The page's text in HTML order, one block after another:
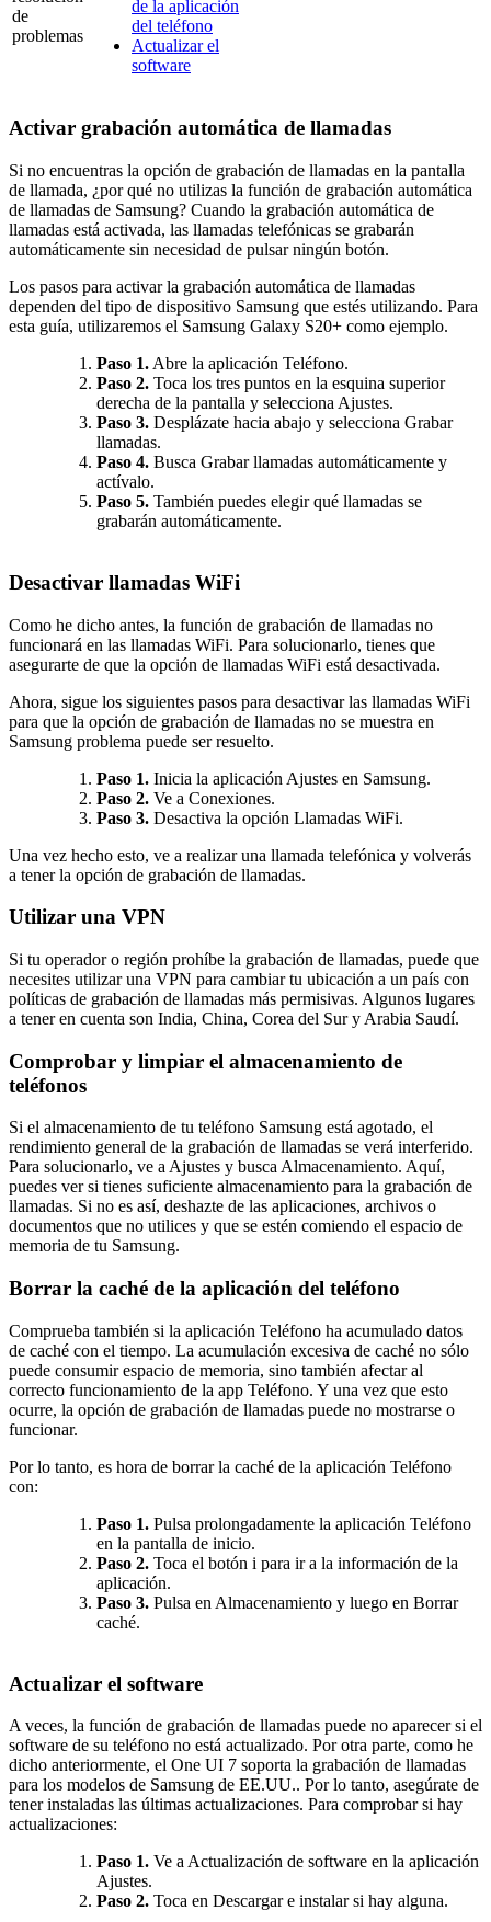
de
problemas
de la aplicación
del teléfono
Actualizar el
software
Activar grabación automática de llamadas
Si no encuentras la opción de grabación de llamadas en la pantalla
de llamada, ¿por qué no utilizas la función de grabación automática
de llamadas de Samsung? Cuando la grabación automática de
llamadas está activada, las llamadas telefónicas se grabarán
automáticamente sin necesidad de pulsar ningún botón.
Los pasos para activar la grabación automática de llamadas
dependen del tipo de dispositivo Samsung que estés utilizando. Para
esta guía, utilizaremos el Samsung Galaxy S20+ como ejemplo.
Paso 1. Abre la aplicación Teléfono.
Paso 2. Toca los tres puntos en la esquina superior
derecha de la pantalla y selecciona Ajustes.
Paso 3. Desplázate hacia abajo y selecciona Grabar
llamadas.
Paso 4. Busca Grabar llamadas automáticamente y
actívalo.
Paso 5. También puedes elegir qué llamadas se
grabarán automáticamente.
Desactivar llamadas WiFi
Como he dicho antes, la función de grabación de llamadas no
funcionará en las llamadas WiFi. Para solucionarlo, tienes que
asegurarte de que la opción de llamadas WiFi está desactivada.
Ahora, sigue los siguientes pasos para desactivar las llamadas WiFi
para que la opción de grabación de llamadas no se muestra en
Samsung problema puede ser resuelto.
Paso 1. Inicia la aplicación Ajustes en Samsung.
Paso 2. Ve a Conexiones.
Paso 3. Desactiva la opción Llamadas WiFi.
Una vez hecho esto, ve a realizar una llamada telefónica y volverás
a tener la opción de grabación de llamadas.
Utilizar una VPN
Si tu operador o región prohíbe la grabación de llamadas, puede que
necesites utilizar una VPN para cambiar tu ubicación a un país con
políticas de grabación de llamadas más permisivas. Algunos lugares
a tener en cuenta son India, China, Corea del Sur y Arabia Saudí.
Comprobar y limpiar el almacenamiento de
teléfonos
Si el almacenamiento de tu teléfono Samsung está agotado, el
rendimiento general de la grabación de llamadas se verá interferido.
Para solucionarlo, ve a Ajustes y busca Almacenamiento. Aquí,
puedes ver si tienes suficiente almacenamiento para la grabación de
llamadas. Si no es así, deshazte de las aplicaciones, archivos o
documentos que no utilices y que se estén comiendo el espacio de
memoria de tu Samsung.
Borrar la caché de la aplicación del teléfono
Comprueba también si la aplicación Teléfono ha acumulado datos
de caché con el tiempo. La acumulación excesiva de caché no sólo
puede consumir espacio de memoria, sino también afectar al
correcto funcionamiento de la app Teléfono. Y una vez que esto
ocurre, la opción de grabación de llamadas puede no mostrarse o
funcionar.
Por lo tanto, es hora de borrar la caché de la aplicación Teléfono
con:
Paso 1. Pulsa prolongadamente la aplicación Teléfono
en la pantalla de inicio.
Paso 2. Toca el botón i para ir a la información de la
aplicación.
Paso 3. Pulsa en Almacenamiento y luego en Borrar
caché.
Actualizar el software
A veces, la función de grabación de llamadas puede no aparecer si el
software de su teléfono no está actualizado. Por otra parte, como he
dicho anteriormente, el One UI 7 soporta la grabación de llamadas
para los modelos de Samsung de EE.UU.. Por lo tanto, asegúrate de
tener instaladas las últimas actualizaciones. Para comprobar si hay
actualizaciones:
Paso 1. Ve a Actualización de software en la aplicación
Ajustes.
Paso 2. Toca en Descargar e instalar si hay alguna.